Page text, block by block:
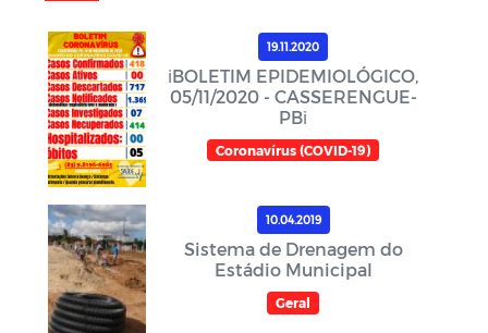
19.11.2020
ℹ️BOLETIM EPIDEMIOLÓGICO,
05/11/2020 - CASSERENGUE-
PBℹ️
Coronavírus (COVID-19)
10.04.2019
Sistema de Drenagem do
Estádio Municipal
Geral